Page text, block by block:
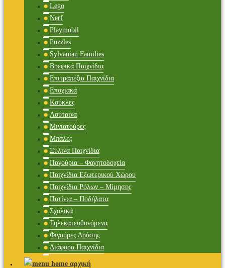
Lego
Nerf
Playmobil
Puzzles
Sylvanian Families
Βρεφικά Παιχνίδια
Επιτραπέζια Παιχνίδια
Εποχιακά
Κούκλες
Λούτρινα
Μινιατούρες
Μπάλες
Ξύλινα Παιχνίδια
Παγούρια – Φαγητοδοχεία
Παιχνίδια Εξωτερικού Χώρου
Παιχνίδια Ρόλων – Μίμησης
Πατίνια – Ποδήλατα
Σχολικά
Τηλεκατευθυνόμενα
Φιγούρες Δράσης
Διάφορα Παιχνίδια
αρχική